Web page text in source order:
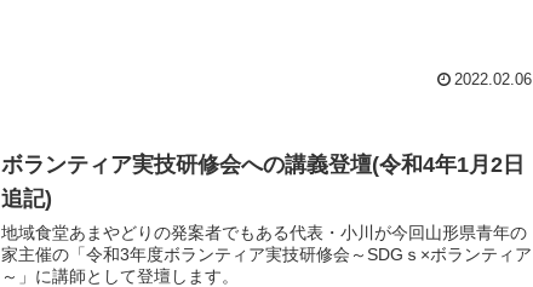
2022.02.06
ボランティア実技研修会への講義登壇(令和4年1月2日
追記)
地域食堂あまやどりの発案者でもある代表・小川が今回山形県青年の
家主催の「令和3年度ボランティア実技研修会～SDGｓ×ボランティア
～」に講師として登壇します。